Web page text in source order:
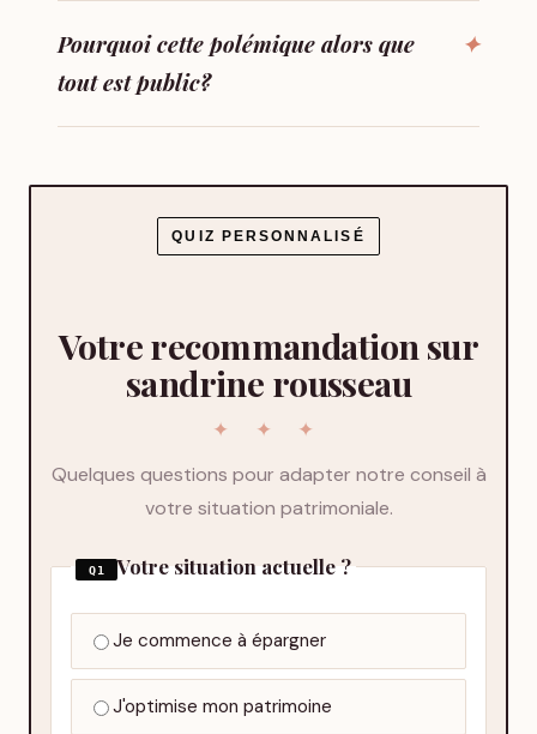
Pourquoi cette polémique alors que
tout est public?
QUIZ PERSONNALISÉ
Votre recommandation sur
sandrine rousseau
Quelques questions pour adapter notre conseil à
votre situation patrimoniale.
Q1 Votre situation actuelle ?
Je commence à épargner
J'optimise mon patrimoine